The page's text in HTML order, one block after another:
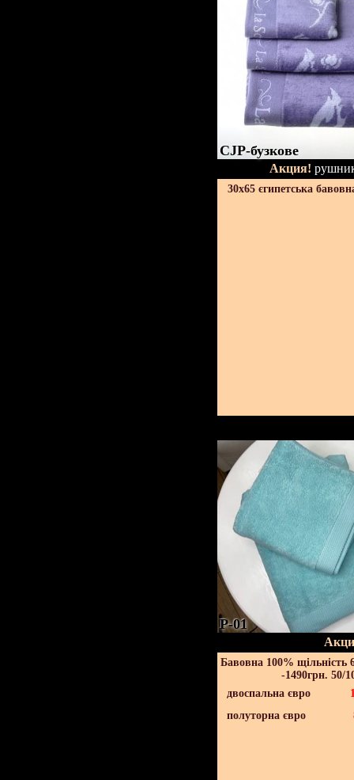
CJP-бузкове
Акция!
30х65 єгипетська
P-01
Бавовна 100% щільність
-1490грн. 50/
двоспальна євро
полуторна євро